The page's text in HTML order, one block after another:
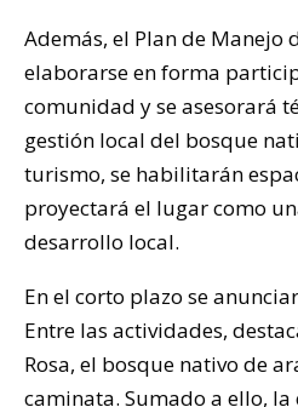
Además, el Plan de Manejo
elaborarse en forma
comunidad y se asesorará
gestión local del bosque
turismo, se habilitarán
proyectará el lugar como
desarrollo local.
En el corto plazo se
Entre las actividades,
Rosa, el bosque nativo de
caminata. Sumado a ello,